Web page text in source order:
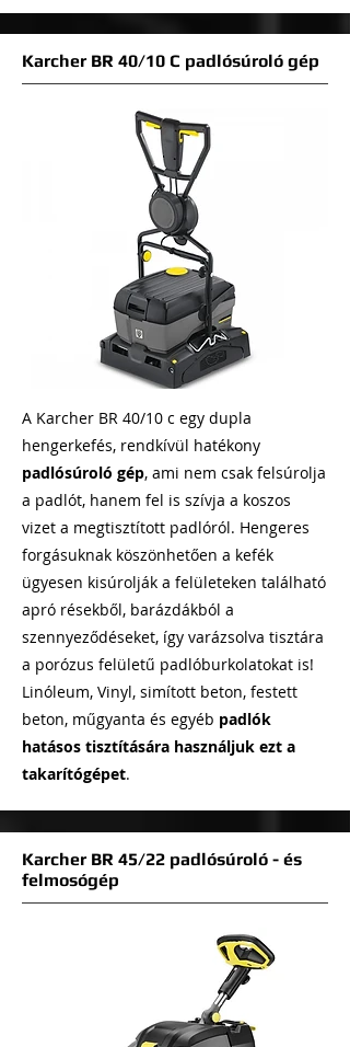
Karcher BR 40/10 C padlósúroló gép
A Karcher BR 40/10 c egy dupla
hengerkefés, rendkívül hatékony
padlósúroló gép, ami nem csak felsúrolja
a padlót, hanem fel is szívja a koszos
vizet a megtisztított padlóról. Hengeres
forgásuknak köszönhetően a kefék
ügyesen kisúrolják a felületeken található
apró résekből, barázdákból a
szennyeződéseket, így varázsolva tisztára
a porózus felületű padlóburkolatokat is!
Linóleum, Vinyl, simított beton, festett
beton, műgyanta és egyéb padlók
hatásos tisztítására használjuk ezt a
takarítógépet.
Karcher BR 45/22 padlósúroló - és
felmosógép